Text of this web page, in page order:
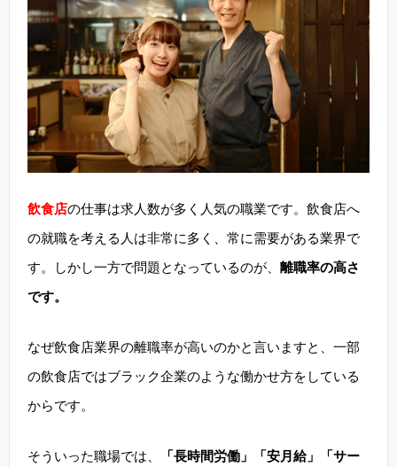
飲食店の仕事は求人数が多く人気の職業です。飲食店へ
の就職を考える人は非常に多く、常に需要がある業界で
す。しかし一方で問題となっているのが、 離職率の高さ
です。
なぜ飲食店業界の離職率が高いのかと言いますと、一部
の飲食店ではブラック企業のような働かせ方をしている
からです。
そういった職場では、
「長時間労働」「安月給」「サー